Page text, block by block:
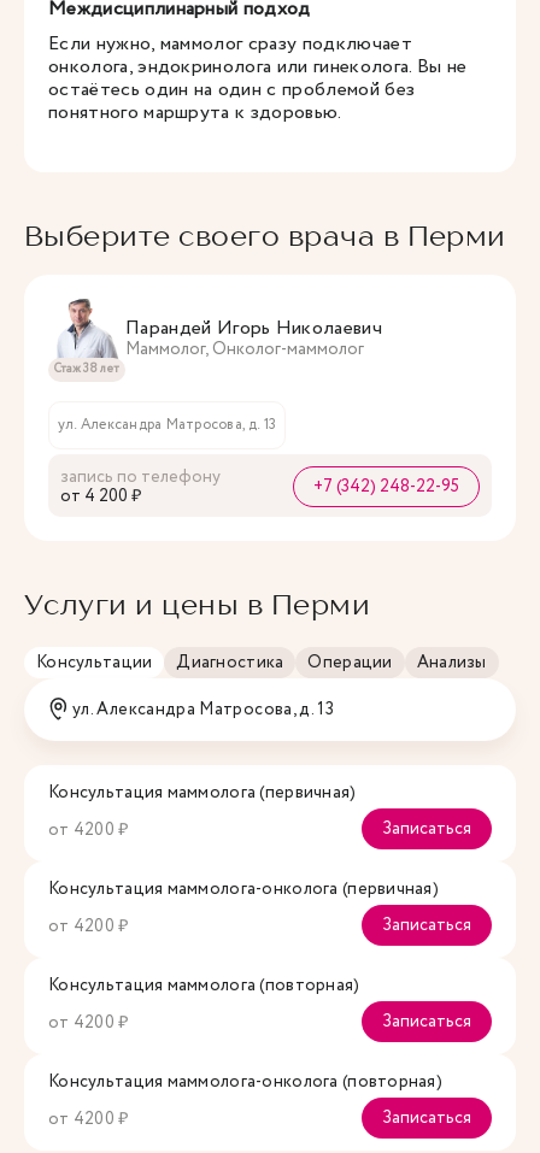
Междисциплинарный подход
Если нужно, маммолог сразу подключает
онколога, эндокринолога или гинеколога. Вы не
остаётесь один на один с проблемой без
понятного маршрута к здоровью.
Выберите своего врача в Перми
Стаж 38 лет
Парандей Игорь Николаевич
Маммолог, Онколог-маммолог
ул. Александра Матросова, д. 13
запись по телефону
oт 4 200 ₽
+7 (342) 248-22-95
Услуги и цены в Перми
Консультации Диагностика Операции
Анализы
ул. Александра Матросова, д. 13
Консультация маммолога (первичная)
от 4200 ₽
Записаться
Консультация маммолога-онколога (первичная)
от 4200 ₽
Записаться
Консультация маммолога (повторная)
от 4200 ₽
Записаться
Консультация маммолога-онколога (повторная)
от 4200 ₽
Записаться